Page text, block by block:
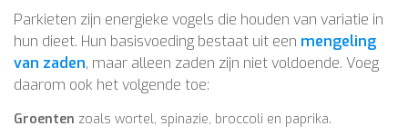
Parkieten zijn energieke vogels die houden van variatie in
hun dieet. Hun basisvoeding bestaat uit een mengeling
van zaden, maar alleen zaden zijn niet voldoende. Voeg
daarom ook het volgende toe:
Groenten zoals wortel, spinazie, broccoli en paprika.